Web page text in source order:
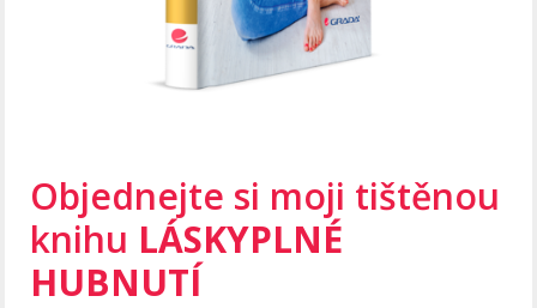
Objednejte si moji tištěnou
knihu LÁSKYPLNÉ
HUBNUTÍ